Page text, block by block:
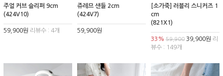
주얼 커브 슬리퍼 9cm
(424V10)
59,900원 리뷰수 : 4개
쥬레므 샌들 2cm
(424V7)
59,900원
[소가죽] 러블리 스니커즈 1
cm
(821X1)
33% 59,90039,900원 리
뷰수 : 149개